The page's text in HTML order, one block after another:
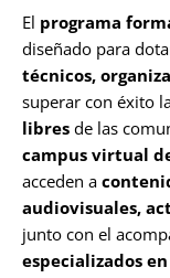
El programa
diseñado para
técnicos,
superar con éxito
libres de las
campus virtual
acceden a
audiovisuales,
junto con el
especializados